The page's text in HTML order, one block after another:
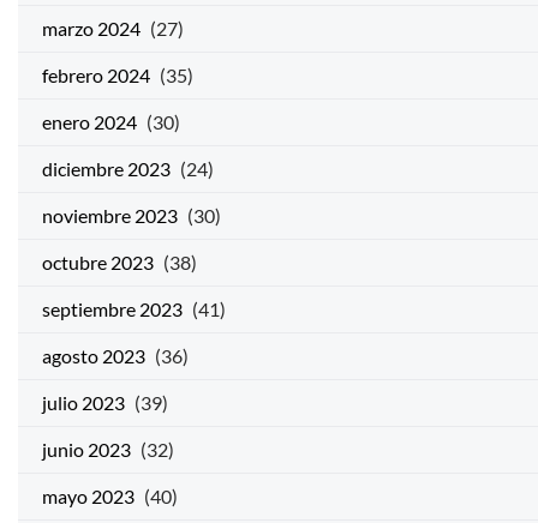
marzo 2024 (27)
febrero 2024 (35)
enero 2024 (30)
diciembre 2023 (24)
noviembre 2023 (30)
octubre 2023 (38)
septiembre 2023 (41)
agosto 2023 (36)
julio 2023 (39)
junio 2023 (32)
mayo 2023 (40)